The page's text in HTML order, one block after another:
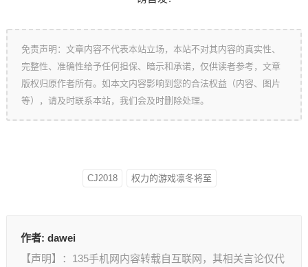
免责声明：文章内容不代表本站立场，本站不对其内容的真实性、
完整性、准确性给予任何担保、暗示和承诺，仅供读者参考，文章
版权归原作者所有。如本文内容影响到您的合法权益（内容、图片
等），请及时联系本站，我们会及时删除处理。
CJ2018 权力的游戏凛冬将至
作者: dawei
【声明】：135手机网内容转载自互联网，其相关言论仅代